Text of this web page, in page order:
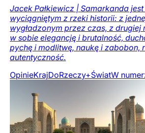
Jacek Pałkiewicz | Samarkanda
wyciągniętym z rzeki historii: z
wygładzonym przez czas, z drugiej
w sobie elegancję i brutalność,
pychę i modlitwę, naukę i zabobon,
autentyczność.
OpinieKrajDoRzeczy+ŚwiatW